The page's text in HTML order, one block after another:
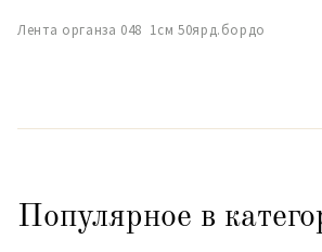
Лента органза 048 1см 50ярд.бордо
Популярное в